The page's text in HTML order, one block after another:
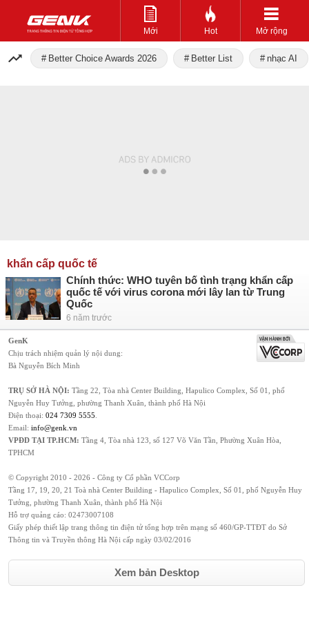
Mới Hot Mở rộng
Better Choice Awards 2026 Better List nhạc AI
khẩn cấp quốc tế
Chính thức: WHO tuyên bố tình trạng khẩn cấp
quốc tế với virus corona mới lây lan từ Trung
Quốc
6 năm trước
GenK
Chịu trách nhiệm quản lý nội dung:
Bà Nguyễn Bích Minh
TRỤ SỞ HÀ NỘI: Tầng 22, Tòa nhà Center Building, Hapulico Complex, Số 01, phố
Nguyễn Huy Tưởng, phường Thanh Xuân, thành phố Hà Nội
Điện thoại: 024 7309 5555
Email: info@genk.vn
VPĐD TẠI TP.HCM: Tầng 4, Tòa nhà 123, số 127 Võ Văn Tần, Phường Xuân Hòa,
TPHCM
© Copyright 2010 - 2026 - Công ty Cổ phần VCCorp
Tầng 17, 19, 20, 21 Toà nhà Center Building - Hapulico Complex, Số 01, phố Nguyễn Huy
Tưởng, phường Thanh Xuân, thành phố Hà Nội
Hỗ trợ quảng cáo: 02473007108
Giấy phép thiết lập trang thông tin điện tử tổng hợp trên mạng số 460/GP-TTĐT do Sở
Thông tin và Truyền thông Hà Nội cấp ngày 03/02/2016
Xem bản Desktop